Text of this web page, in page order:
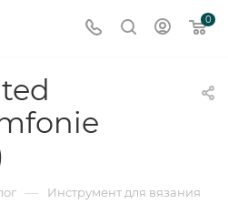
0
— Инструмент для вязания